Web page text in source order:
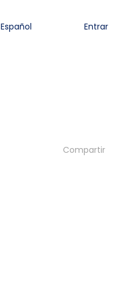
Español Entrar
Compartir